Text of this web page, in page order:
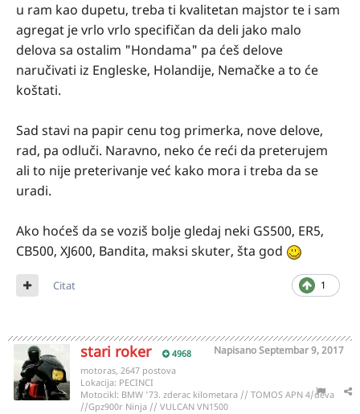
u ram kao dupetu, treba ti kvalitetan majstor te i sam
agregat je vrlo vrlo specifičan da deli jako malo
delova sa ostalim "Hondama" pa ćeš delove
naručivati iz Engleske, Holandije, Nemačke a to će
koštati.
Sad stavi na papir cenu tog primerka, nove delove,
rad, pa odluči. Naravno, neko će reći da preterujem
ali to nije preterivanje već kako mora i treba da se
uradi.
Ako hoćeš da se voziš bolje gledaj neki GS500, ER5,
CB500, XJ600, Bandita, maksi skuter, šta god
1
Citat
stari roker 4968 NapisanoSeptembar 9, 2017
motoras, 2647 postova
Lokacija: PECINCI
Motocikl: BMW '73. zderac kilometara // TOMOS APN 4/deva
//Gpz900r Ninja // VULCAN VN1500